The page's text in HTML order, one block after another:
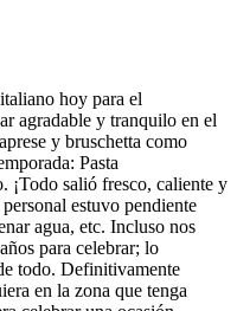
hoy para el
agradable y tranquilo en el
y bruschetta como
Pasta
¡Todo salió fresco, caliente y
estuvo pendiente
agua, etc. Incluso nos
para celebrar; lo
todo. Definitivamente
en la zona que tenga